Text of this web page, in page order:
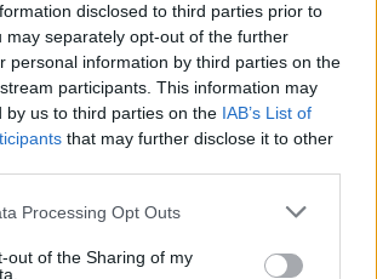
disclosed to third parties prior to
may separately opt-out of the further
personal information by third parties on the
participants. This information may
by us to third parties on the IAB’s List of
that may further disclose it to other
Processing Opt Outs
out of the Sharing of my